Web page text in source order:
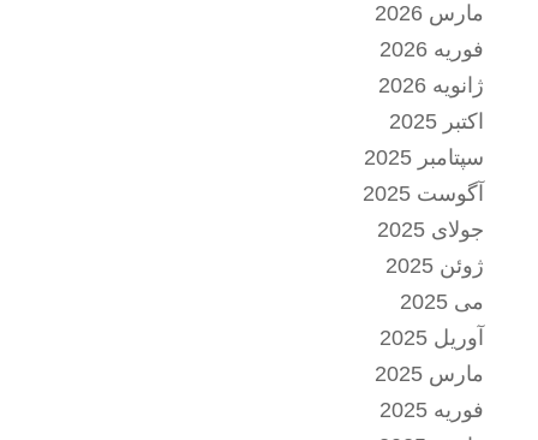
مارس 2026
فوریه 2026
ژانویه 2026
اکتبر 2025
سپتامبر 2025
آگوست 2025
جولای 2025
ژوئن 2025
می 2025
آوریل 2025
مارس 2025
فوریه 2025